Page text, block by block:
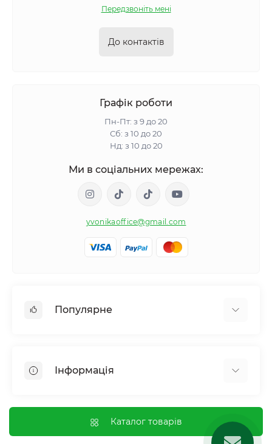
Передзвоніть мені
До контактів
Графік роботи
Пн-Пт: з 9 до 20
Сб: з 10 до 20
Нд: з 10 до 20
Ми в соціальних мережах:
yvonikaoffice@gmail.com
Популярне
Обмін речовин і вага
Гормональний баланс і обмін речовин
Інформація
Оплата і доставка
Обмін та повернення
Каталог товарів